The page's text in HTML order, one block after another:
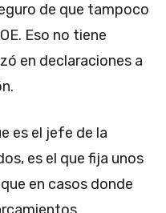
de que tampoco
Eso no tiene
en declaraciones a
es el jefe de la
es el que fija unos
en casos donde